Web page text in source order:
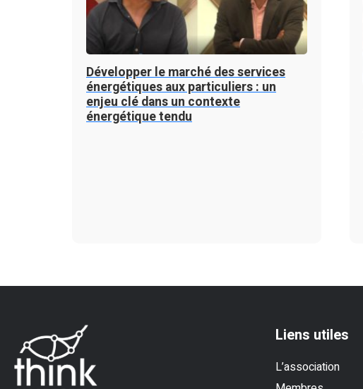
Développer le marché des services
énergétiques aux particuliers : un
enjeu clé dans un contexte
énergétique tendu
Liens utiles
L’association